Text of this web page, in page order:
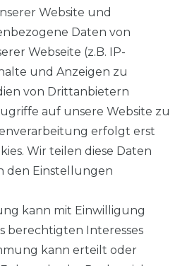
Service
Website und
Daten von
Webseite (z.B. IP-
und Anzeigen zu
von Drittanbietern
auf unsere Website zu
erfolgt erst
Wir teilen diese Daten
den Einstellungen
kann mit Einwilligung
berechtigten Interesses
kann erteilt oder